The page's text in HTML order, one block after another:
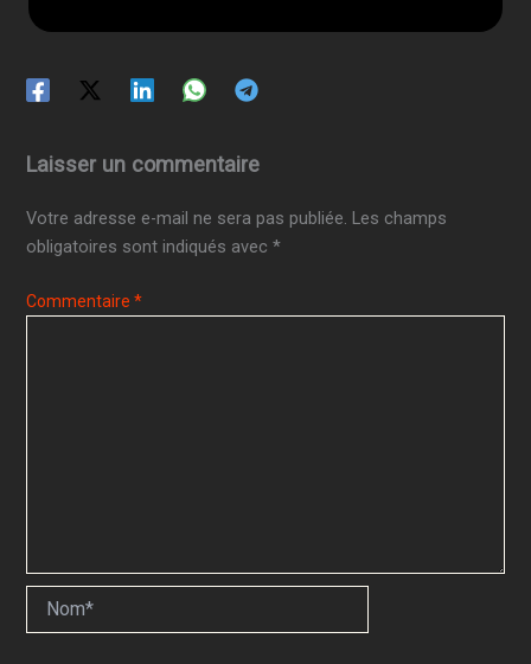
Laisser un commentaire
Votre adresse e-mail ne sera pas publiée. Les champs
obligatoires sont indiqués avec*
Commentaire*